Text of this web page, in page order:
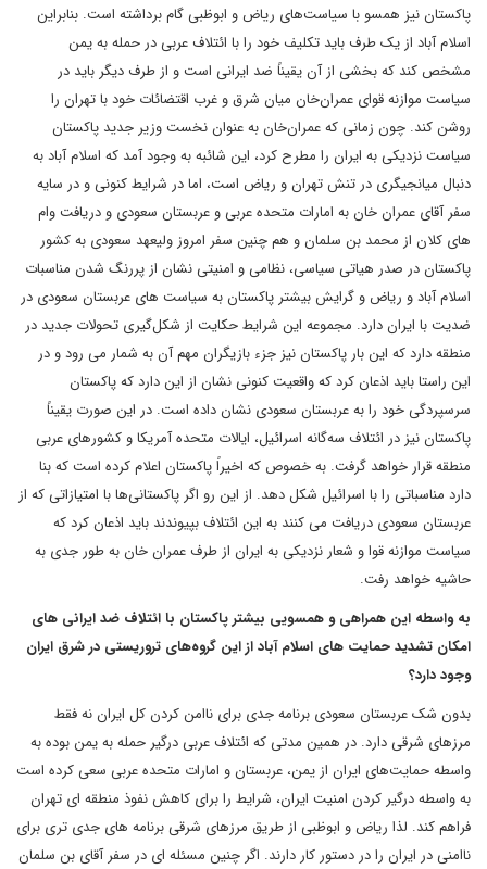
پاکستان نیز همسو با سیاست‌های ریاض و ابوظبی گام برداشته است. بنابراین
اسلام آباد از یک طرف باید تکلیف خود را با ائتلاف عربی در حمله به یمن
مشخص کند که بخشی از آن یقیناً ضد ایرانی است و از طرف دیگر باید در
سیاست موازنه قوای عمران‌خان میان شرق و غرب اقتضائات خود با تهران را
روشن کند. چون زمانی که عمران‌خان به عنوان نخست وزیر جدید پاکستان
سیاست نزدیکی به ایران را مطرح کرد، این شائبه به وجود آمد که اسلام آباد به
دنبال میانجیگری در تنش تهران و ریاض است، اما در شرایط کنونی و در سایه
سفر آقای عمران خان به امارات متحده عربی و عربستان سعودی و دریافت وام
های کلان از محمد بن سلمان و هم چنین سفر امروز ولیعهد سعودی به کشور
پاکستان در صدر هیاتی سیاسی، نظامی و امنیتی نشان از پررنگ شدن مناسبات
اسلام آباد و ریاض و گرایش بیشتر پاکستان به سیاست های عربستان سعودی در
ضدیت با ایران دارد. مجموعه این شرایط حکایت از شکل‌گیری تحولات جدید در
منطقه دارد که این بار پاکستان نیز جزء بازیگران مهم آن به شمار می رود و در
این راستا باید اذعان کرد که واقعیت کنونی نشان از این دارد که پاکستان
سرسپردگی خود را به عربستان سعودی نشان داده است. در این صورت یقیناً
پاکستان نیز در ائتلاف سه‌گانه اسرائیل، ایالات متحده آمریکا و کشورهای عربی
منطقه قرار خواهد گرفت. به خصوص که اخیراً پاکستان اعلام کرده است که بنا
دارد مناسباتی را با اسرائیل شکل دهد. از این رو اگر پاکستانی‌ها با امتیازاتی که از
عربستان سعودی دریافت می کنند به این ائتلاف بپیوندند باید اذعان کرد که
سیاست موازنه قوا و شعار نزدیکی به ایران از طرف عمران خان به طور جدی به
حاشیه خواهد رفت.
به واسطه این همراهی و همسویی بیشتر پاکستان با ائتلاف ضد ایرانی های
امکان تشدید حمایت های اسلام آباد از این گروه‌های تروریستی در شرق ایران
وجود دارد؟
بدون شک عربستان سعودی برنامه جدی برای ناامن کردن کل ایران نه فقط
مرزهای شرقی دارد. در همین مدتی که ائتلاف عربی درگیر حمله به یمن بوده به
واسطه حمایت‌های ایران از یمن، عربستان و امارات متحده عربی سعی کرده است
به واسطه درگیر کردن امنیت ایران، شرایط را برای کاهش نفوذ منطقه ای تهران
فراهم کند. لذا ریاض و ابوظبی از طریق مرزهای شرقی برنامه های جدی تری برای
ناامنی در ایران را در دستور کار دارند. اگر چنین مسئله ای در سفر آقای بن سلمان